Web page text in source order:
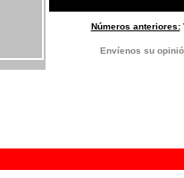
Números anteriores:
Envíenos su